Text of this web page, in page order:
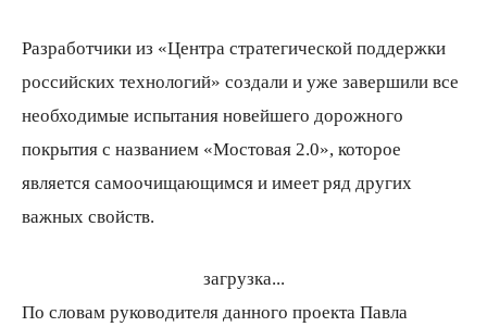
Разработчики из «Центра стратегической поддержки
российских технологий» создали и уже завершили все
необходимые испытания новейшего дорожного
покрытия с названием «Мостовая 2.0», которое
является самоочищающимся и имеет ряд других
важных свойств.
загрузка...
По словам руководителя данного проекта Павла